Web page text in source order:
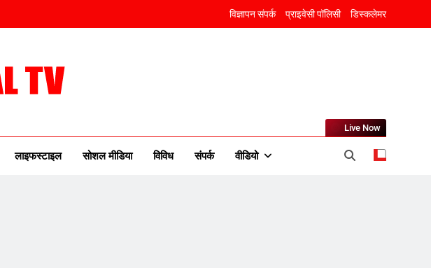
विज्ञापन संपर्क प्राइवेसी पॉलिसी डिस्कलेमर
लाइफस्टाइल सोशल मीडिया विविध संपर्क वीडियो
Live Now